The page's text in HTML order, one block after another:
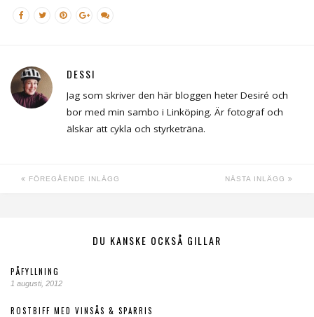
DESSI
Jag som skriver den här bloggen heter Desiré och
bor med min sambo i Linköping. Är fotograf och
älskar att cykla och styrketräna.
FÖREGÅENDE INLÄGG NÄSTA INLÄGG
DU KANSKE OCKSÅ GILLAR
PÅFYLLNING
1 augusti, 2012
ROSTBIFF MED VINSÅS & SPARRIS